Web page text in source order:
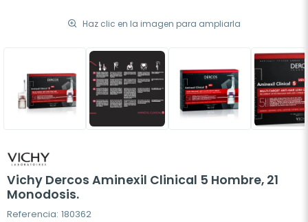
Haz clic en la imagen para ampliarla
Vichy Dercos Aminexil Clinical 5 Hombre, 21
Monodosis.
Referencia: 180362